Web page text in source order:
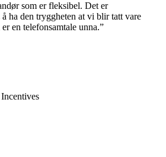
som er fleksibel. Det er
ha den tryggheten at vi blir tatt vare
en telefonsamtale unna.”